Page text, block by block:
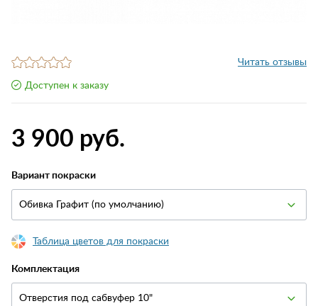
Читать отзывы
Доступен к заказу
3 900 руб.
Вариант покраски
Обивка Графит (по умолчанию)
Таблица цветов для покраски
Комплектация
Отверстия под сабвуфер 10"